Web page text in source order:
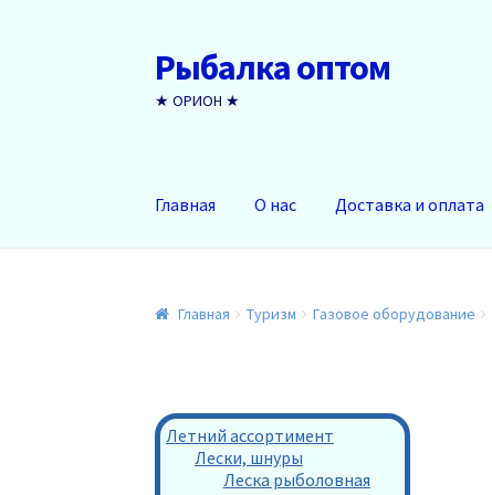
Перейти
к
навигации
Перейти
к
содержимому
Рыбалка оптом
★ ОРИОН ★
Главная О нас Доставка и оплата
Главная Туризм Газовое оборудование
Летний ассортимент
Лески, шнуры
Леска рыболовная